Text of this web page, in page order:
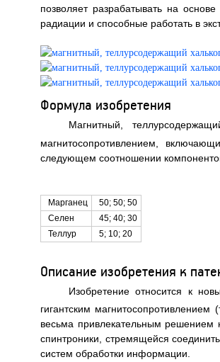
позволяет разрабатывать на
радиации и способные работать в
Формула изобретения
Магнитный,
магнитосопротивлением,
следующем соотношении
Марганец
50; 50; 50
Селен
45; 40; 30
Теллур
5; 10; 20
Описание изобретения к
Изобретение относится к
гигантским
весьма привлекательным решением
спинтроники, стремящейся
систем обработки информации.